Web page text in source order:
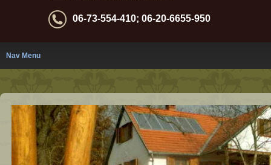
06-73-554-410; 06-20-6655-950
Nav Menu